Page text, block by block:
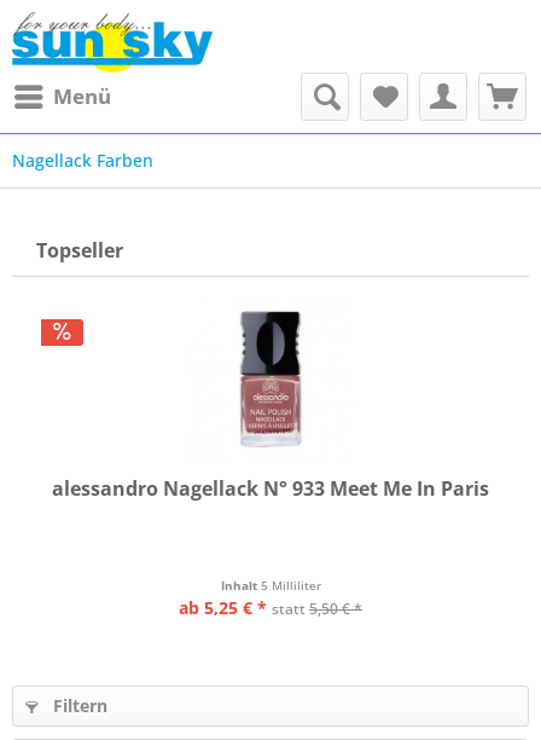
Menü
Nagellack Farben
Topseller
alessandro Nagellack N° 933 Meet Me In Paris
Inhalt 5 Milliliter
ab 5,25 € * statt 5,50 € *
Filtern